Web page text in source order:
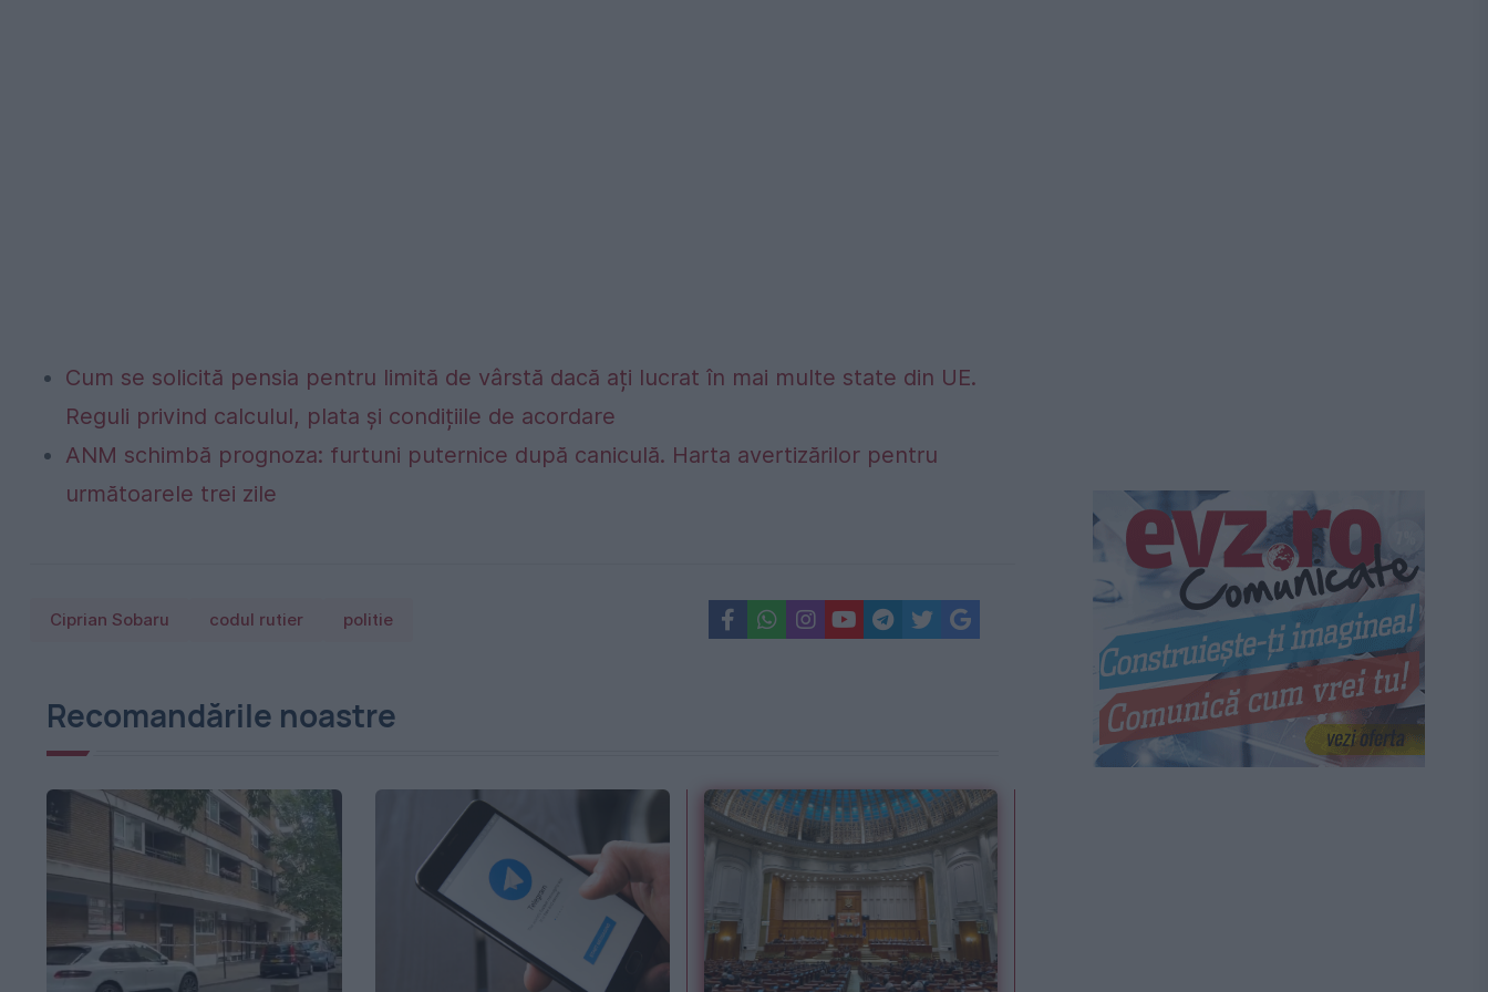
Cum se solicită pensia pentru limită de vârstă dacă ați lucrat în mai multe state din UE.
Reguli privind calculul, plata și condițiile de acordare
ANM schimbă prognoza: furtuni puternice după caniculă. Harta avertizărilor pentru
următoarele trei zile
Ciprian Sobaru codul rutier politie
Recomandările noastre